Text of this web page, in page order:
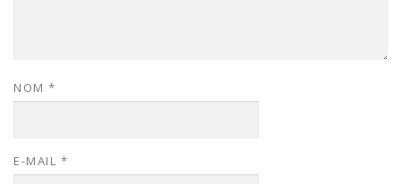
NOM *
E-MAIL *